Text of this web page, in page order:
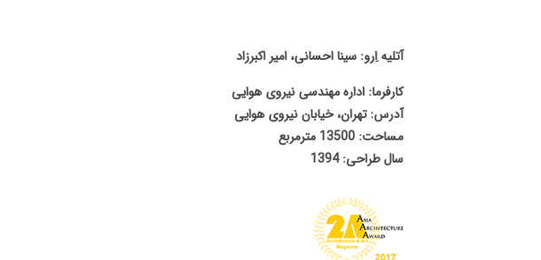
آتلیه اِرو: سینا احسانی، امیر اکبرزاد
کارفرما: اداره مهندسی نیروی هوایی
آدرس: تهران، خیابان نیروی هوایی
مساحت: 13500 مترمربع
سال طراحی: 1394